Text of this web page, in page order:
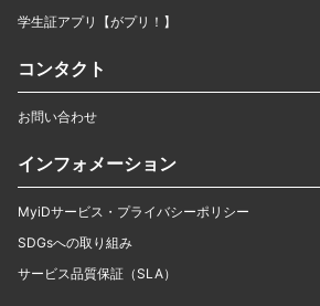
学生証アプリ【がプリ！】
コンタクト
お問い合わせ
インフォメーション
MyiDサービス・プライバシーポリシー
SDGsへの取り組み
サービス品質保証（SLA）